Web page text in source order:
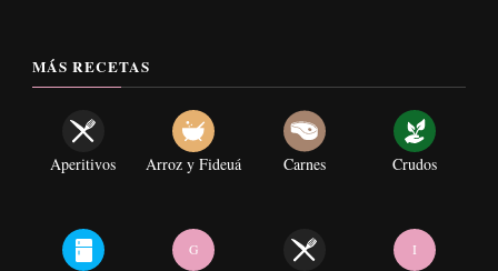
MÁS RECETAS
Aperitivos Arroz y Fideuá Carnes Crudos
G I